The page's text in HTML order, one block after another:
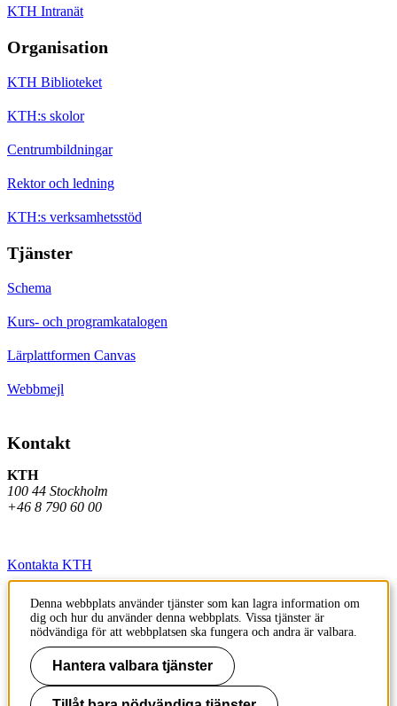
KTH Intranät
Organisation
KTH Biblioteket
KTH:s skolor
Centrumbildningar
Rektor och ledning
KTH:s verksamhetsstöd
Tjänster
Schema
Kurs- och programkatalogen
Lärplattformen Canvas
Webbmejl
Kontakt
KTH
100 44 Stockholm
+46 8 790 60 00
Kontakta KTH
Jobba på KTH
Press och media
Faktura och betalning KTH
Om KTH:s webbplatser
Denna webbplats använder tjänster som kan lagra information om
dig och hur du använder denna webbplats. Vissa tjänster är
nödvändiga för att webbplatsen ska fungera och andra är valbara.
Hantera valbara tjänster